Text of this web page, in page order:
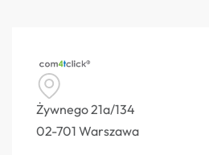
Żywnego 21a/134
02-701 Warszawa